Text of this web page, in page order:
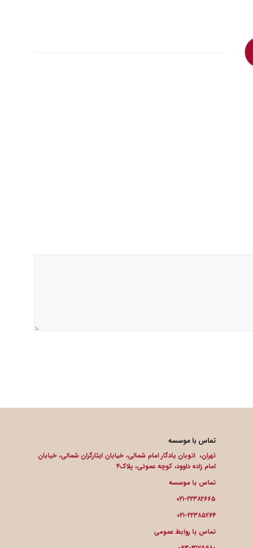
تماس با موسسه
تهران، اتوبان یادگار امام شمالی، خیابان ایثارگران شمالی، خیابان
امام زاده داوود، کوچه عموئی، پلاک۴
تماس با موسسه
۰۲۱-۲۲۳۸۲۶۶۵
۰۲۱-۲۲۳۸۵۲۶۴
تماس با روابط عمومی